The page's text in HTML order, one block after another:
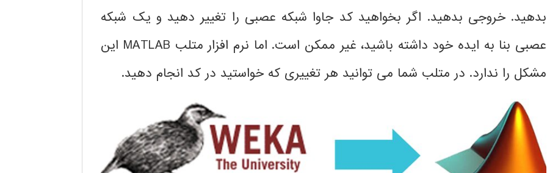
بدهید. خروجی بدهید. اگر بخواهید کد جاوا شبکه عصبی را تغییر دهید و یک شبکه
عصبی بنا به ایده خود داشته باشید، غیر ممکن است. اما نرم افزار متلب MATLAB این
مشکل را ندارد. در متلب شما می توانید هر تغییری که خواستید در کد انجام دهید.